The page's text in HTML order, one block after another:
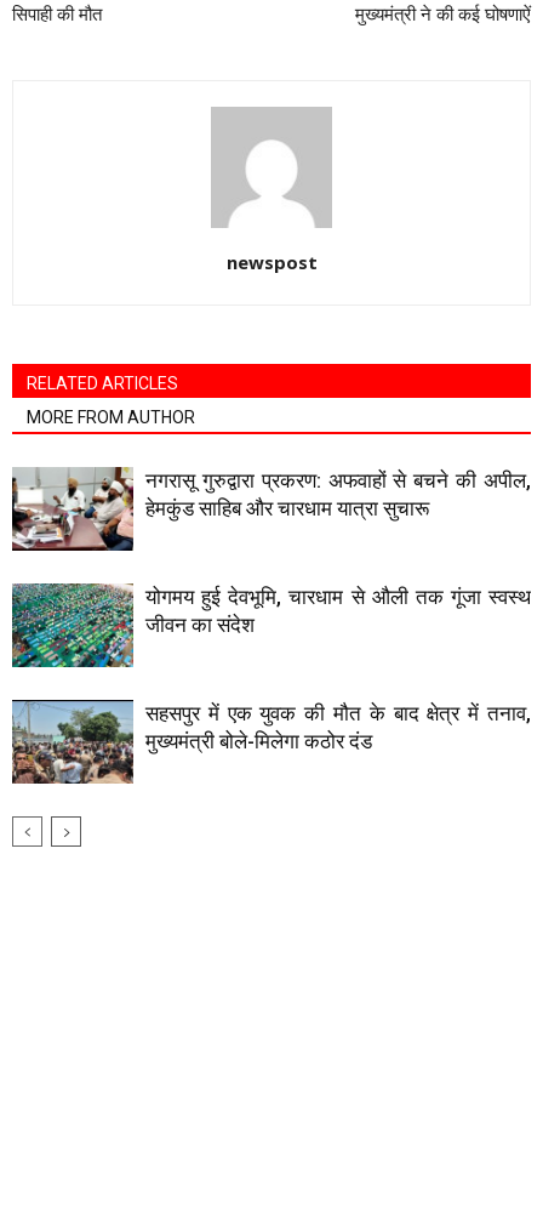
सिपाही की मौत
मुख्यमंत्री ने की कई घोषणाऐं
newspost
RELATED ARTICLES
MORE FROM AUTHOR
नगरासू गुरुद्वारा प्रकरण: अफवाहों से बचने की अपील,
हेमकुंड साहिब और चारधाम यात्रा सुचारू
योगमय हुई देवभूमि, चारधाम से औली तक गूंजा स्वस्थ
जीवन का संदेश
सहसपुर में एक युवक की मौत के बाद क्षेत्र में तनाव,
मुख्यमंत्री बोले-मिलेगा कठोर दंड